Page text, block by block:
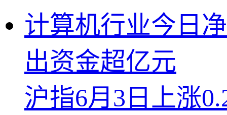
计算机行业今日
出资金超亿元
沪指6月3日上涨